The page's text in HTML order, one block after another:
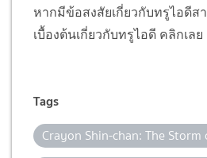
หากมีข้อสงสัยเกี่ยวกับทรูไอดีส
เบื้องต้นเกี่ยวกับทรูไอดี คลิกเลย
Tags
Crayon Shin-chan: The